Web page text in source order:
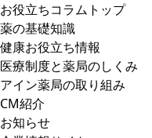
お役立ちコラムトップ
薬の基礎知識
健康お役立ち情報
医療制度と薬局のしくみ
アイン薬局の取り組み
CM紹介
お知らせ